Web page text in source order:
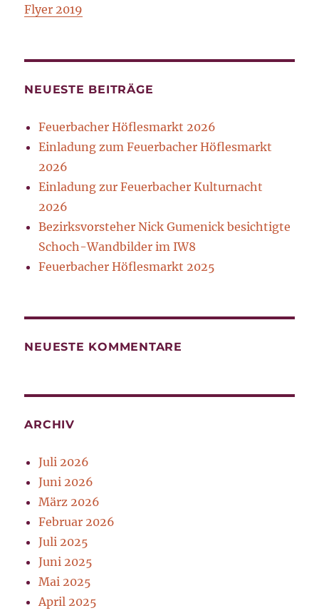
Flyer 2019
NEUESTE BEITRÄGE
Feuerbacher Höflesmarkt 2026
Einladung zum Feuerbacher Höflesmarkt
2026
Einladung zur Feuerbacher Kulturnacht
2026
Bezirksvorsteher Nick Gumenick besichtigte
Schoch-Wandbilder im IW8
Feuerbacher Höflesmarkt 2025
NEUESTE KOMMENTARE
ARCHIV
Juli 2026
Juni 2026
März 2026
Februar 2026
Juli 2025
Juni 2025
Mai 2025
April 2025